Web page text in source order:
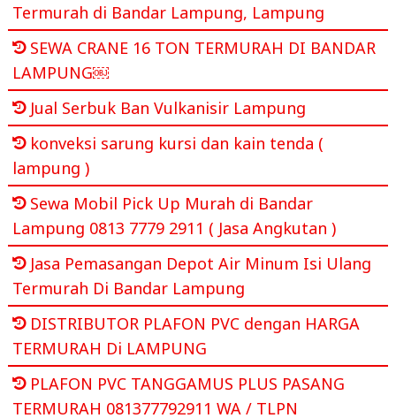
Termurah di Bandar Lampung, Lampung
SEWA CRANE 16 TON TERMURAH DI BANDAR
LAMPUNG￼
Jual Serbuk Ban Vulkanisir Lampung
konveksi sarung kursi dan kain tenda (
lampung )
Sewa Mobil Pick Up Murah di Bandar
Lampung 0813 7779 2911 ( Jasa Angkutan )
Jasa Pemasangan Depot Air Minum Isi Ulang
Termurah Di Bandar Lampung
DISTRIBUTOR PLAFON PVC dengan HARGA
TERMURAH Di LAMPUNG
PLAFON PVC TANGGAMUS PLUS PASANG
TERMURAH 081377792911 WA / TLPN